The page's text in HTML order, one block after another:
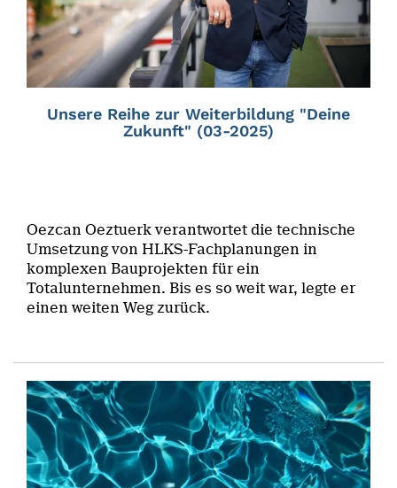
Unsere Reihe zur Weiterbildung "Deine
Zukunft" (03-2025)
Oezcan Oeztuerk verantwortet die technische
Umsetzung von HLKS-Fachplanungen in
komplexen Bauprojekten für ein
Totalunternehmen. Bis es so weit war, legte er
einen weiten Weg zurück.